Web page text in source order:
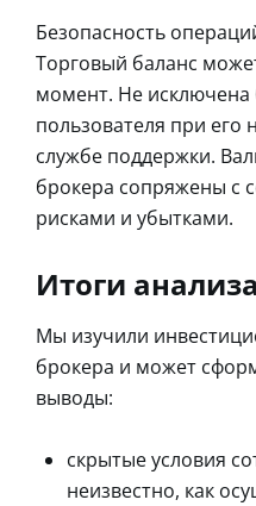
Безопасность
Торговый баланс
момент. Не исключена
пользователя при
службе поддержки.
брокера сопряжены с
рисками и убытками.
Итоги анализа
Мы изучили
брокера и может
выводы:
скрытые условия
неизвестно, как